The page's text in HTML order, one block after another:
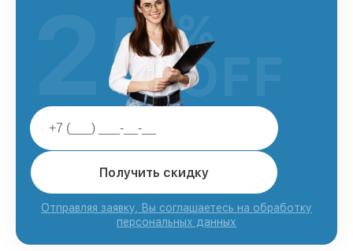
Получить скидку
Отправляя заявку, Вы соглашаетесь на обработку
персональных данных
25%
OFF